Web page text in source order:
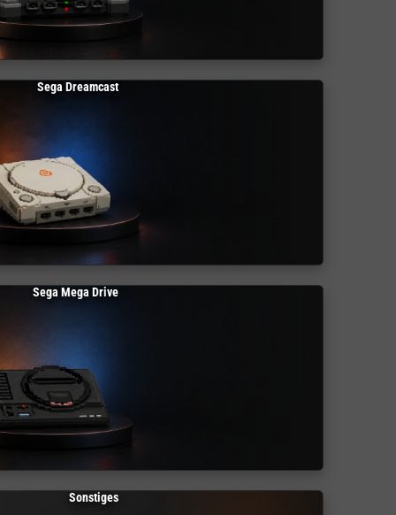
Sega Dreamcast
Sega Mega Drive
Sonstiges